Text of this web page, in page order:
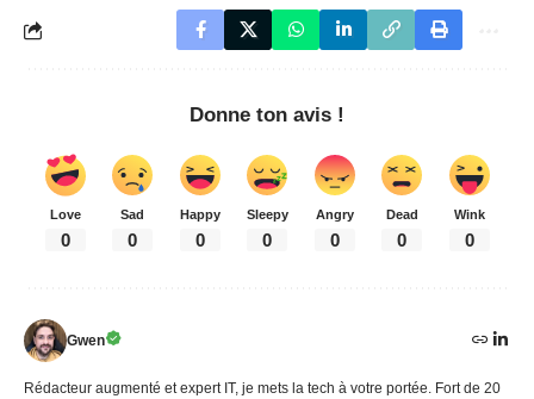
Donne ton avis !
Love
0
Sad
0
Happy
0
Sleepy
0
Angry
0
Dead
0
Wink
0
Gwen
Rédacteur augmenté et expert IT, je mets la tech à votre portée. Fort de 20